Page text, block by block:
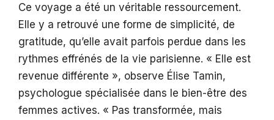
Ce voyage a été un véritable ressourcement.
Elle y a retrouvé une forme de simplicité, de
gratitude, qu’elle avait parfois perdue dans les
rythmes effrénés de la vie parisienne. « Elle est
revenue différente », observe Élise Tamin,
psychologue spécialisée dans le bien-être des
femmes actives. « Pas transformée, mais